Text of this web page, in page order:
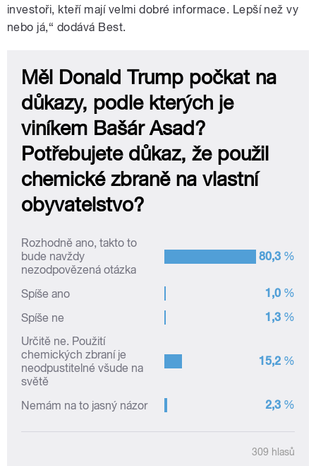
investoři, kteří mají velmi dobré informace. Lepší než vy
nebo já,“ dodává Best.